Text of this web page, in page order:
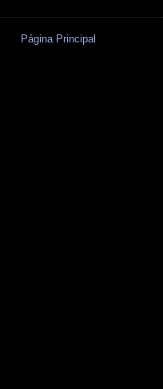
Página Principal